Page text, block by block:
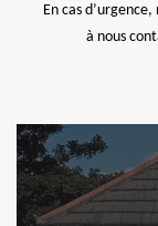
En cas
à nous